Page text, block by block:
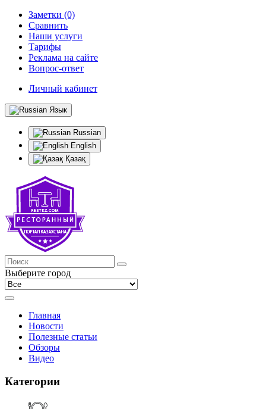
Заметки (0)
Сравнить
Наши услуги
Тарифы
Реклама на сайте
Вопрос-ответ
Личный кабинет
Язык
Russian
English
Қазақ
Выберите город
Главная
Новости
Полезные статьи
Обзоры
Видео
Категории